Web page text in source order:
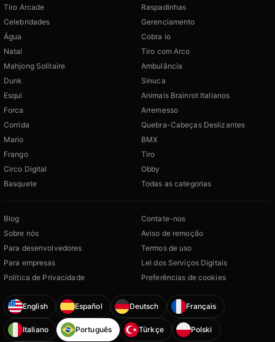
Tiro Arcade
Celebridades
Água
Natal
Mahjong Solitaire
Dunk
Esqui
Forca
Corrida
Mario
Frango
Circo Digital
Basquete
Raspadinhas
Gerenciamento
Cobra io
Tiro com Arco
Ambulância
Sinuca
Animais Brainrot Italianos
Arremesso
Quebra-Cabeças Deslizantes
BMX
Tiro
Obby
Todas as categorias
Blog
Sobre nós
Para desenvolvedores
Para empresas
Política de Privacidade
Contate-nos
Aviso de remoção
Termos de uso
Lei dos Serviços Digitais
Preferências de cookies
English Español Deutsch Français
Italiano Português Türkçe Polski